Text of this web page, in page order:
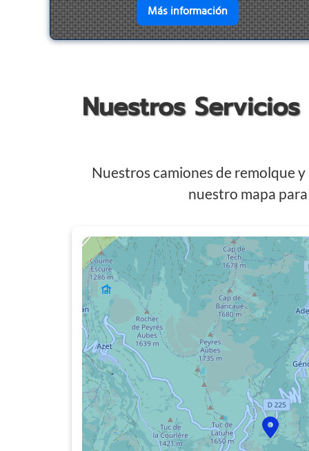
Más informaciónen savoir plus
Nuestros
Nuestros camiones de remolque
nuestro mapa